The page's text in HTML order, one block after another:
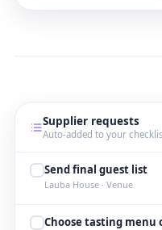
Supplier requests
Auto-added to your
Send final guest list
Lauba House · Venue
Choose tasting menu